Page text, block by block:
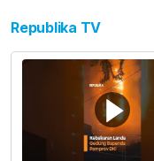
Republika TV